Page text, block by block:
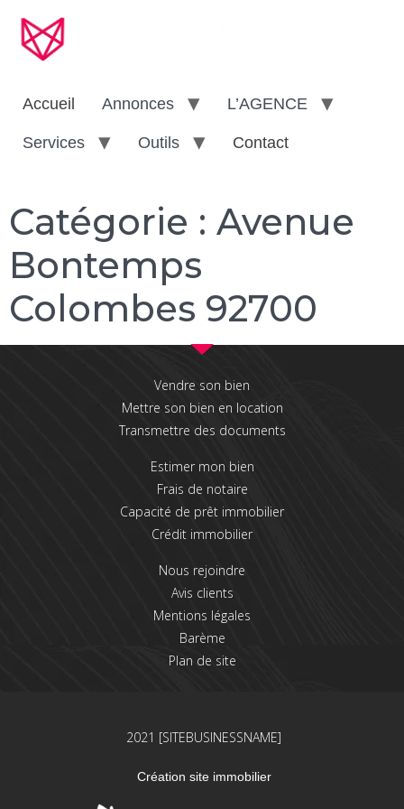
Accueil Annonces L’AGENCE
Services Outils Contact
Catégorie : Avenue
Bontemps
Colombes 92700
Vendre son bien
Mettre son bien en location
Transmettre des documents
Estimer mon bien
Frais de notaire
Capacité de prêt immobilier
Crédit immobilier
Nous rejoindre
Avis clients
Mentions légales
Barème
Plan de site
2021 [SITEBUSINESSNAME]
Création site immobilier